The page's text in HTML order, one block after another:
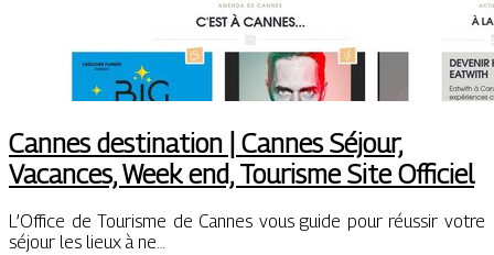
Cannes destination | Cannes Séjour,
Vacances, Week end, Tourisme Site Officiel
L’Office de Tourisme de Cannes vous guide pour réussir votre
séjour les lieux à ne…